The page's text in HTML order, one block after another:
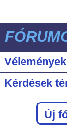
Vélemények
Kérdések
Új